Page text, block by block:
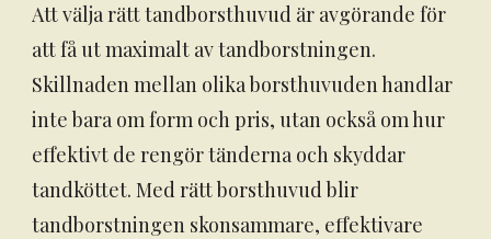
Att välja rätt tandborsthuvud är avgörande för
att få ut maximalt av tandborstningen.
Skillnaden mellan olika borsthuvuden handlar
inte bara om form och pris, utan också om hur
effektivt de rengör tänderna och skyddar
tandköttet. Med rätt borsthuvud blir
tandborstningen skonsammare, effektivare